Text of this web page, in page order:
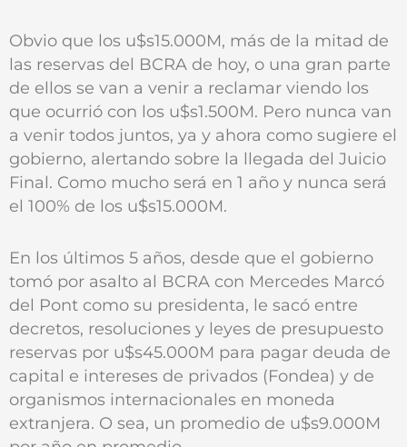
Obvio que los u$s15.000M, más de la mitad de
las reservas del BCRA de hoy, o una gran parte
de ellos se van a venir a reclamar viendo los
que ocurrió con los u$s1.500M. Pero nunca van
a venir todos juntos, ya y ahora como sugiere el
gobierno, alertando sobre la llegada del Juicio
Final. Como mucho será en 1 año y nunca será
el 100% de los u$s15.000M.
En los últimos 5 años, desde que el gobierno
tomó por asalto al BCRA con Mercedes Marcó
del Pont como su presidenta, le sacó entre
decretos, resoluciones y leyes de presupuesto
reservas por u$s45.000M para pagar deuda de
capital e intereses de privados (Fondea) y de
organismos internacionales en moneda
extranjera. O sea, un promedio de u$s9.000M